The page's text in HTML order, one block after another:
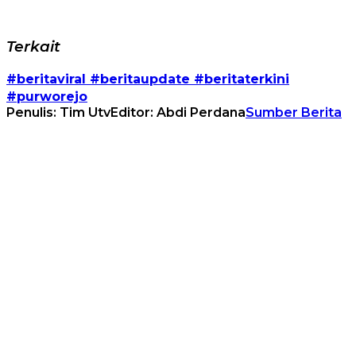
Terkait
#beritaviral #beritaupdate #beritaterkini
#purworejo
Penulis: Tim UtvEditor: Abdi PerdanaSumber Berita